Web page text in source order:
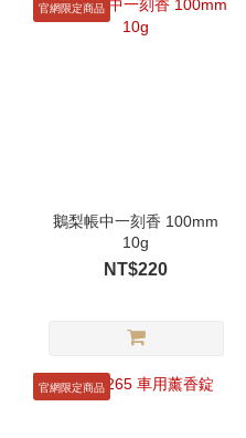
官網限定商品
鵝梨帳中一刻香 100mm
10g
NT$220
官網限定商品